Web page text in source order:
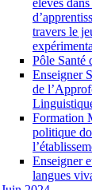
élèves
travers le
Pôle Santé
Enseigner
de
Formation
politique
Enseigner
langues